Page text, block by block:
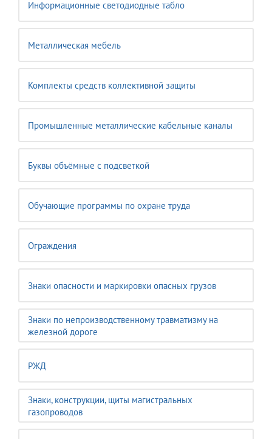
Информационные светодиодные табло
Металлическая мебель
Комплекты средств коллективной защиты
Промышленные металлические кабельные каналы
Буквы объёмные с подсветкой
Обучающие программы по охране труда
Ограждения
Знаки опасности и маркировки опасных грузов
Знаки по непроизводственному травматизму на
железной дороге
РЖД
Знаки, конструкции, щиты магистральных
газопроводов